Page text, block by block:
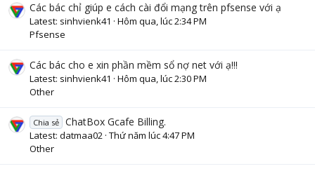
Các bác chỉ giúp e cách cài đổi mạng trên pfsense với ạ
Latest: sinhvienk41
Hôm qua, lúc 2:34 PM
Pfsense
Các bác cho e xin phần mềm sổ nợ net với ạ!!!
Latest: sinhvienk41
Hôm qua, lúc 2:30 PM
Other
Chia sẻ ChatBox Gcafe Billing.
Latest: datmaa02 Thứ năm lúc 4:47 PM
Other